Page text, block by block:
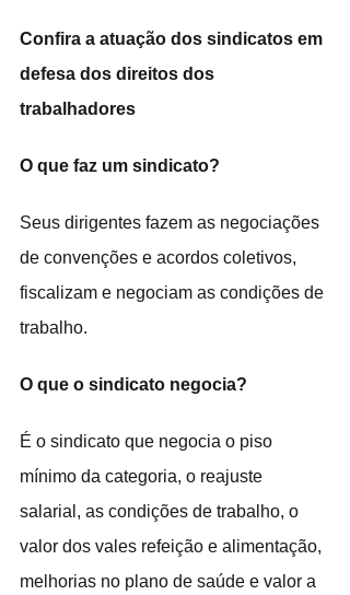
Confira a atuação dos sindicatos em
defesa dos direitos dos
trabalhadores
O que faz um sindicato?
Seus dirigentes fazem as negociações
de convenções e acordos coletivos,
fiscalizam e negociam as condições de
trabalho.
O que o sindicato negocia?
É o sindicato que negocia o piso
mínimo da categoria, o reajuste
salarial, as condições de trabalho, o
valor dos vales refeição e alimentação,
melhorias no plano de saúde e valor a